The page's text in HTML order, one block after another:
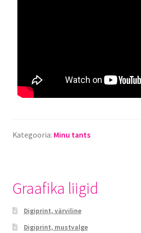
Kategooria: Minu tants
Graafika liigid
Digiprint, värviline​
Digiprint, mustvalge​